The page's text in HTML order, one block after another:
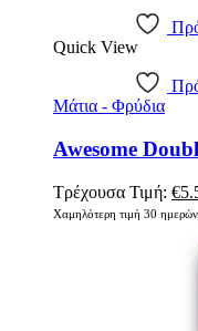
Quick View
Μάτια - Φρύδια
Awesome
Τρέχουσα Τιμή: €
Χαμηλότερη τιμή 30